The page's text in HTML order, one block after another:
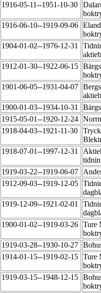
1916-05-11--1951-10-30
1916-06-10--1919-09-06
1904-01-02--1976-12-31
1912-01-30--1922-06-15
1901-06-05--1931-04-07
1900-01-03--1934-10-31
1915-05-01--1920-12-24
1918-04-03--1921-11-30
1918-07-01--1997-12-31
1919-03-22--1919-06-07
1912-09-03--1919-12-05
1919-12-09--1921-02-01
1900-01-02--1919-03-26 Ture
1919-03-28--1930-10-27
1914-01-15--1919-02-15 Ture
1919-03-15--1948-12-15